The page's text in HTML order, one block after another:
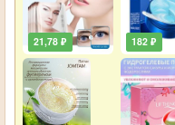
21,78 ₽ 182 ₽